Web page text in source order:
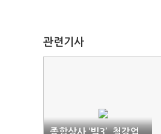
관련기사
종합상사 ‘빅3’, 철강업